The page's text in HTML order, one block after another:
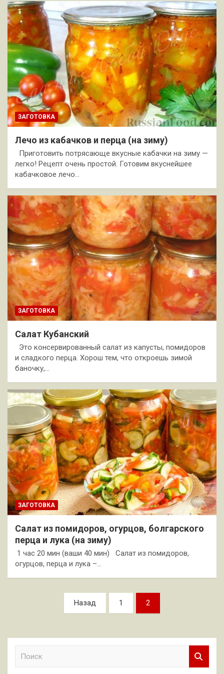
ЗАГОТОВКА
Лечо из кабачков и перца (на зиму)
Приготовить потрясающе вкусные кабачки на зиму —
легко! Рецепт очень простой. Готовим вкуснейшее
кабачковое лечо…
ЗАГОТОВКА
Салат Кубанский
Это консервированный салат из капусты, помидоров
и сладкого перца. Хорош тем, что откроешь зимой
баночку,…
ЗАГОТОВКА
Салат из помидоров, огурцов, болгарского
перца и лука (на зиму)
1 час 20 мин (ваши 40 мин) Салат из помидоров,
огурцов, перца и лука –…
Назад 1 2